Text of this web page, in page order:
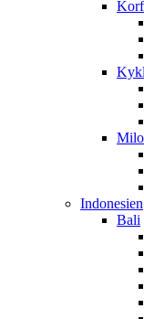
Indonesien
Bali